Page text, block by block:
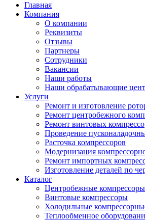
Главная
Компания
О компании
Реквизиты
Отзывы
Партнеры
Сотрудники
Вакансии
Наши работы
Наши обрабатывающие
Услуги
Ремонт и изготовление
Ремонт центробежного
Ремонт винтовых
Проведение
Расточка компрессоров
Модернизация
Ремонт импортных
Изготовление деталей по
Каталог
Центробежные компрессоры
Винтовые компрессоры
Холодильные
Теплообменное